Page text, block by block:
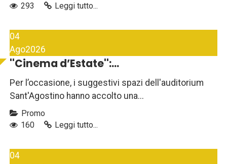
293
Leggi tutto...
04
Ago2026
''Cinema d’Estate'':...
Per l’occasione, i suggestivi spazi dell'auditorium
Sant'Agostino hanno accolto una...
Promo
160
Leggi tutto...
04